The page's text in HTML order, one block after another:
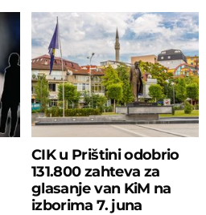
CIK u Prištini odobrio
131.800 zahteva za
glasanje van KiM na
izborima 7. juna